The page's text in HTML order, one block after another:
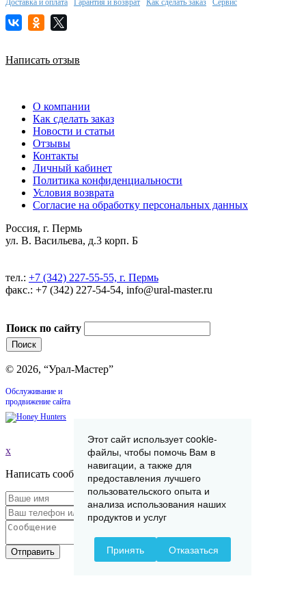
Написать отзыв
О компании
Как сделать заказ
Новости и статьи
Отзывы
Контакты
Личный кабинет
Политика конфиденциальности
Условия возврата
Согласие на обработку персональных данных
Россия, г. Пермь
ул. В. Васильева, д.3 корп. Б
тел.: +7 (342) 227-55-55, г. Пермь
факс.: +7 (342) 227-54-54, info@ural-master.ru
Поиск по сайту
© 2026, “Урал-Мастер”
Обслуживание и
продвижение сайта
x
Написать сообщение
Отправить
Этот сайт использует cookie-
файлы, чтобы помочь Вам в
навигации, а также для
предоставления лучшего
пользовательского опыта и
анализа использования наших
продуктов и услуг
Принять Отказаться